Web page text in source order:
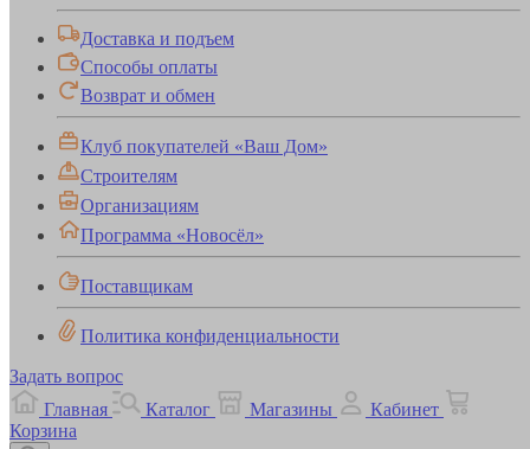
Доставка и подъем
Способы оплаты
Возврат и обмен
Клуб покупателей «Ваш Дом»
Строителям
Организациям
Программа «Новосёл»
Поставщикам
Политика конфиденциальности
Задать вопрос
Главная
Каталог Магазины
Кабинет
Корзина